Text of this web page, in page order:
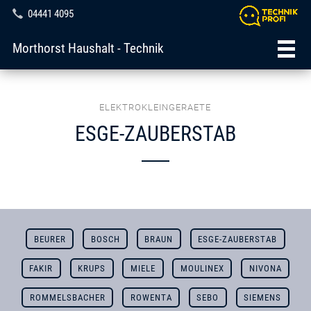
04441 4095
Morthorst Haushalt - Technik
ELEKTROKLEINGERAETE
ESGE-ZAUBERSTAB
BEURER BOSCH BRAUN ESGE-ZAUBERSTAB
FAKIR KRUPS MIELE MOULINEX NIVONA
ROMMELSBACHER ROWENTA SEBO SIEMENS